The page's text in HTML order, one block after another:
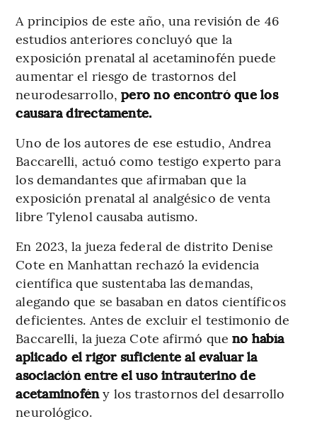
A principios de este año, una revisión de 46
estudios anteriores concluyó que la
exposición prenatal al acetaminofén puede
aumentar el riesgo de trastornos del
neurodesarrollo,pero no encontró que los
causara directamente.
Uno de los autores de ese estudio, Andrea
Baccarelli, actuó como testigo experto para
los demandantes que afirmaban que la
exposición prenatal al analgésico de venta
libre Tylenol causaba autismo.
En 2023, la jueza federal de distrito Denise
Cote en Manhattan rechazó la evidencia
científica que sustentaba las demandas,
alegando que se basaban en datos científicos
deficientes. Antes de excluir el testimonio de
Baccarelli, la jueza Cote afirmó que no había
aplicado el rigor suficiente al evaluar la
asociación entre el uso intrauterino de
acetaminofény los trastornos del desarrollo
neurológico.